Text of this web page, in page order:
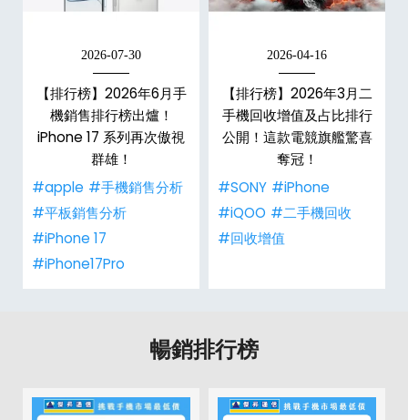
2026-07-30
【排行榜】2026年6月手
機銷售排行榜出爐！
iPhone 17 系列再次傲視
群雄！
#apple #手機銷售分析
#平板銷售分析
#iPhone 17
#iPhone17Pro
2026-04-16
【排行榜】2026年3月二
手機回收增值及占比排行
公開！這款電競旗艦驚喜
奪冠！
#SONY #iPhone
#iQOO #二手機回收
#回收增值
暢銷排行榜